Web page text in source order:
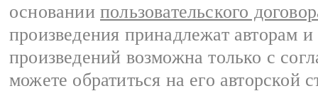
основании пользовательского
произведения принадлежат авторам
произведений возможна только с
можете обратиться на его авторской